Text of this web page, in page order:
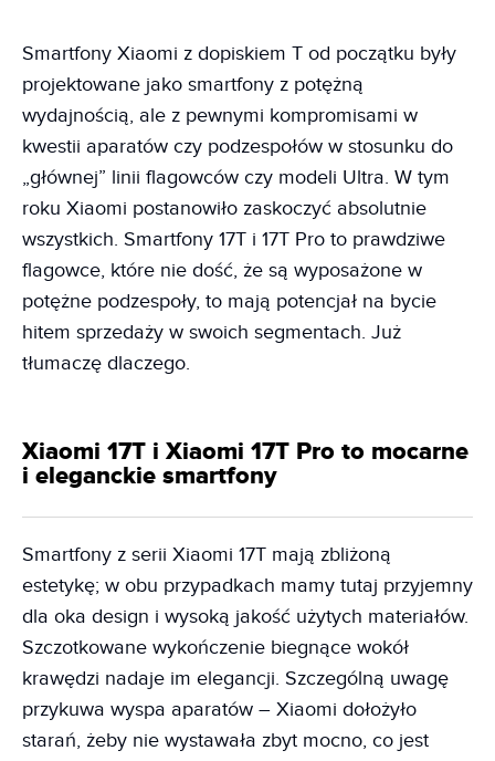
Smartfony Xiaomi z dopiskiem T od początku były
projektowane jako smartfony z potężną
wydajnością, ale z pewnymi kompromisami w
kwestii aparatów czy podzespołów w stosunku do
„głównej” linii flagowców czy modeli Ultra. W tym
roku Xiaomi postanowiło zaskoczyć absolutnie
wszystkich. Smartfony 17T i 17T Pro to prawdziwe
flagowce, które nie dość, że są wyposażone w
potężne podzespoły, to mają potencjał na bycie
hitem sprzedaży w swoich segmentach. Już
tłumaczę dlaczego.
Xiaomi 17T i Xiaomi 17T Pro to mocarne
i eleganckie smartfony
Smartfony z serii Xiaomi 17T mają zbliżoną
estetykę; w obu przypadkach mamy tutaj przyjemny
dla oka design i wysoką jakość użytych materiałów.
Szczotkowane wykończenie biegnące wokół
krawędzi nadaje im elegancji. Szczególną uwagę
przykuwa wyspa aparatów – Xiaomi dołożyło
starań, żeby nie wystawała zbyt mocno, co jest